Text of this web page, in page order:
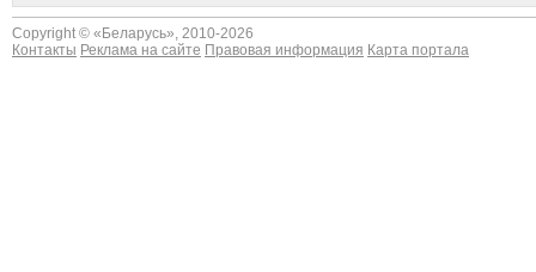
Copyright © « Беларусь», 2010-2026
Контакты Реклама на сайте Правовая информация Карта портала